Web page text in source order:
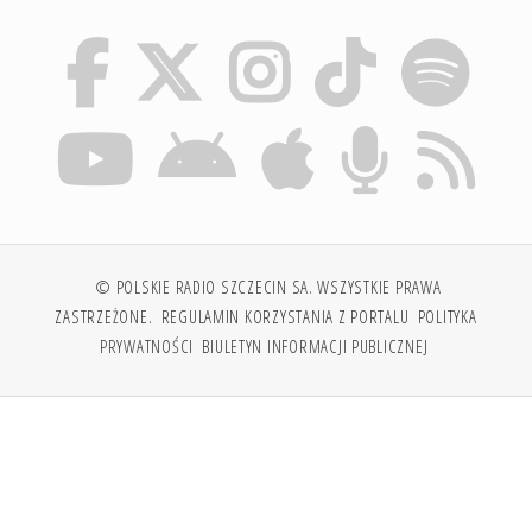
© POLSKIE RADIO SZCZECIN SA. WSZYSTKIE PRAWA
ZASTRZEŻONE. REGULAMIN KORZYSTANIA Z PORTALU POLITYKA
PRYWATNOŚCI BIULETYN INFORMACJI PUBLICZNEJ